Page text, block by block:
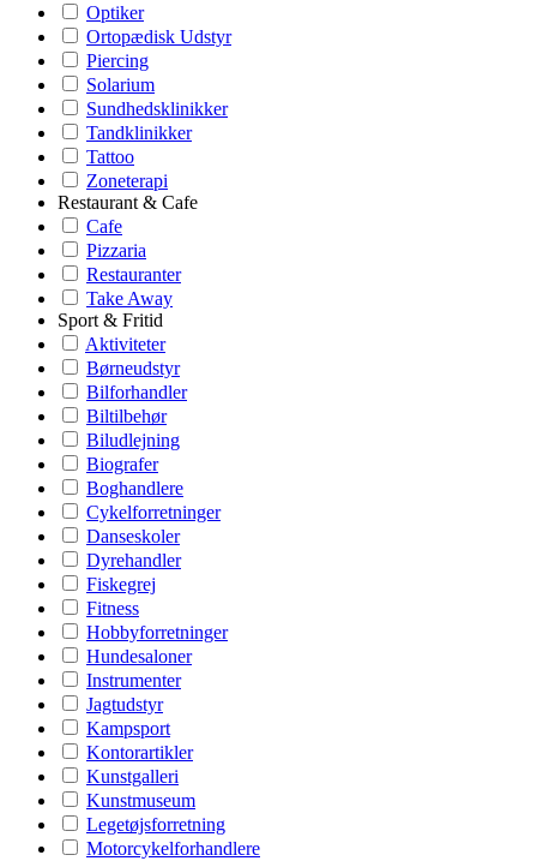
Optiker
Ortopædisk Udstyr
Piercing
Solarium
Sundhedsklinikker
Tandklinikker
Tattoo
Zoneterapi
Restaurant & Cafe
Cafe
Pizzaria
Restauranter
Take Away
Sport & Fritid
Aktiviteter
Børneudstyr
Bilforhandler
Biltilbehør
Biludlejning
Biografer
Boghandlere
Cykelforretninger
Danseskoler
Dyrehandler
Fiskegrej
Fitness
Hobbyforretninger
Hundesaloner
Instrumenter
Jagtudstyr
Kampsport
Kontorartikler
Kunstgalleri
Kunstmuseum
Legetøjsforretning
Motorcykelforhandlere